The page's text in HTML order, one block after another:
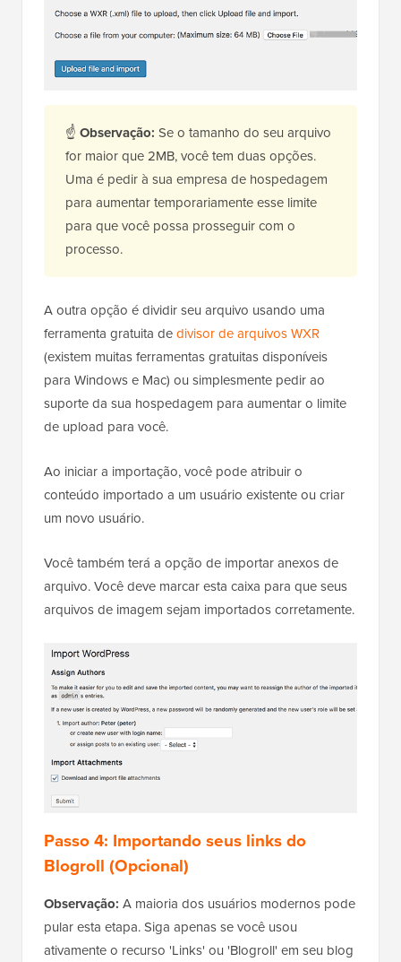
☝ Observação: Se o tamanho do seu arquivo
for maior que 2MB, você tem duas opções.
Uma é pedir à sua empresa de hospedagem
para aumentar temporariamente esse limite
para que você possa prosseguir com o
processo.
A outra opção é dividir seu arquivo usando uma
ferramenta gratuita dedivisor de arquivos WXR
(existem muitas ferramentas gratuitas disponíveis
para Windows e Mac) ou simplesmente pedir ao
suporte da sua hospedagem para aumentar o limite
de upload para você.
Ao iniciar a importação, você pode atribuir o
conteúdo importado a um usuário existente ou criar
um novo usuário.
Você também terá a opção de importar anexos de
arquivo. Você deve marcar esta caixa para que seus
arquivos de imagem sejam importados corretamente.
Passo 4: Importando seus links do
Blogroll (Opcional)
Observação: A maioria dos usuários modernos pode
pular esta etapa. Siga apenas se você usou
ativamente o recurso 'Links' ou 'Blogroll' em seu blog